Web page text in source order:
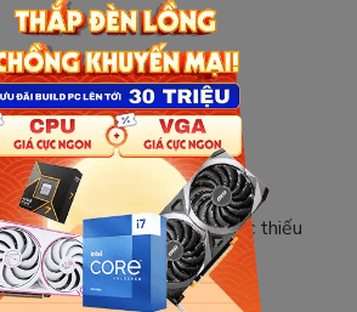
qua serial trên sản phẩm)
vận chuyển, giao sai hoặc thiếu